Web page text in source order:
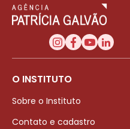
O INSTITUTO
Sobre o Instituto
Contato e cadastro